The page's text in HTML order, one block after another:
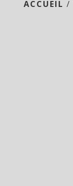
ACCUEIL /